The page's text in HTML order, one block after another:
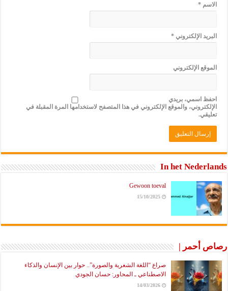
الاسم*
البريد الإلكتروني*
الموقع الإلكتروني
احفظ اسمي، بريدي
الإلكتروني، والموقع الإلكتروني في هذا المتصفح لاستخدامها المرة المقبلة في
تعليقي.
In het Nederlands
Gewoon toeval
15/10/2025
رصاص أحمر |
صراع “اللغة الشعرية والصورة”.. حوار بين الإنسان والذكاء
الاصطناعي ـ المحاور: حسان الجودي
14/03/2026